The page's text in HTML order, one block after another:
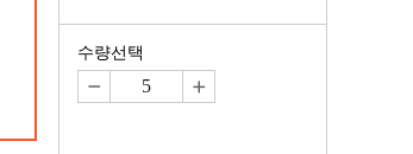
수량선택